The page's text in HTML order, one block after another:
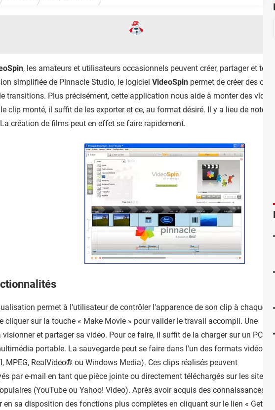
, les amateurs et utilisateurs occasionnels peuvent créer, partager et
simplifiée de Pinnacle Studio, le logiciel VideoSpin permet de créer des
transitions. Plus précisément, cette application nous aide à monter des
clip monté, il suffit de les exporter et ce, au format désiré. Il y a lieu de noter
création de films peut en effet se faire rapidement.
permet à l'utilisateur de contrôler l'apparence de son clip à chaque
cliquer sur la touche « Make Movie » pour valider le travail accompli. Une
et partager sa vidéo. Pour ce faire, il suffit de la charger sur un PC
portable. La sauvegarde peut se faire dans l'un des formats vidéo
MPEG, RealVideo® ou Windows Media). Ces clips réalisés peuvent
par e-mail en tant que pièce jointe ou directement téléchargés sur les sites
(YouTube ou Yahoo! Video). Après avoir acquis des connaissances
sa disposition des fonctions plus complètes en cliquant sur le lien « Get